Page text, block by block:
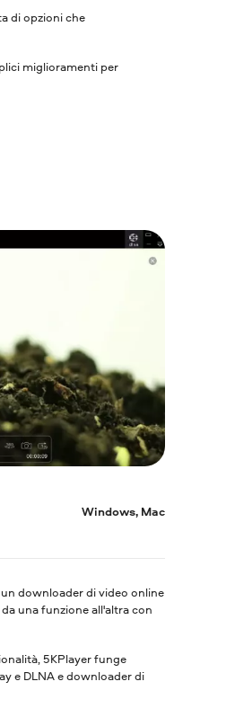
di opzioni che
miglioramenti per
Windows, Mac
downloader di video online
una funzione all'altra con
5KPlayer funge
e DLNA e downloader di